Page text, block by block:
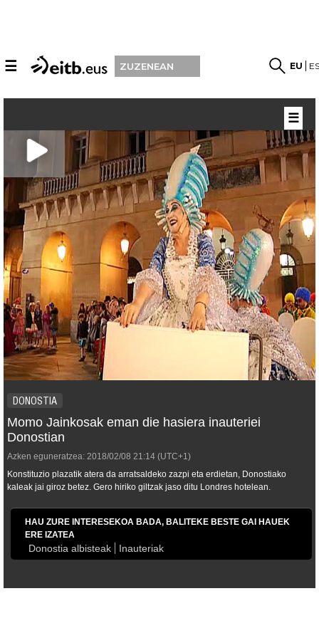
☰ ZUZENEAN EU
DONOSTIA
Momo Jainkosak eman die hasiera inauteriei
Donostian
Azken eguneratzea: 2018/02/08 21:14 (UTC+1)
Konstituzio plazatik atera da arratsaldeko zazpi eta erdietan, Donostiako
kaleak jai giroz betez. Gero hiriko giltzak jaso ditu Londres hotelean.
HAU ZURE INTERESEKOA BADA, BALITEKE BESTE GAI HAUEK
ERE IZATEA
Donostia albisteak Inauteriak
☰